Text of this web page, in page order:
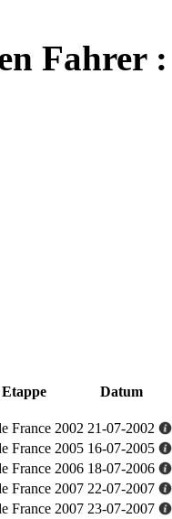
Fahrer :
Etappe Datum
France 2002 21-07-2002
France 2005 16-07-2005
France 2006 18-07-2006
France 2007 22-07-2007
France 2007 23-07-2007